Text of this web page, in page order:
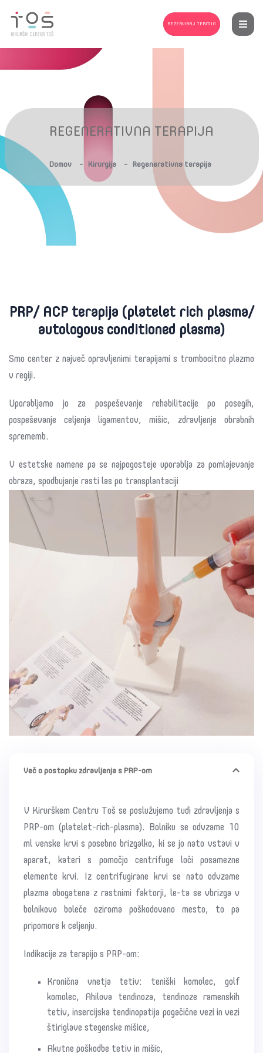
REZERVIRAJ TERMIN
REGENERATIVNA TERAPIJA
Domov - Kirurgija - Regenerativna terapija
PRP/ ACP terapija (platelet rich plasma/
autologous conditioned plasma)
Smo center z največ opravljenimi terapijami s trombocitno plazmo
v regiji.
Uporabljamo jo za pospeševanje rehabilitacije po posegih,
pospeševanje celjenja ligamentov, mišic, zdravljenje obrabnih
sprememb.
V estetske namene pa se najpogosteje uporablja za pomlajevanje
obraza, spodbujanje rasti las po transplantaciji
Več o postopku zdravljenja s PRP-om
V Kirurškem Centru Toš se poslužujemo tudi zdravljenja s
PRP-om (platelet-rich-plasma). Bolniku se odvzame 10
ml venske krvi s posebno brizgalko, ki se jo nato vstavi v
aparat, kateri s pomočjo centrifuge loči posamezne
elemente krvi. Iz centrifugirane krvi se nato odvzame
plazma obogatena z rastnimi faktorji, le-ta se vbrizga v
bolnikovo boleče oziroma poškodovano mesto, to pa
pripomore k celjenju.
Indikacije za terapijo s PRP-om:
Kronična vnetja tetiv: teniški komolec, golf
komolec, Ahilova tendinoza, tendinoze ramenskih
tetiv, insercijska tendinopatija pogačične vezi in vezi
štiriglave stegenske mišice,
Akutne poškodbe tetiv in mišic,